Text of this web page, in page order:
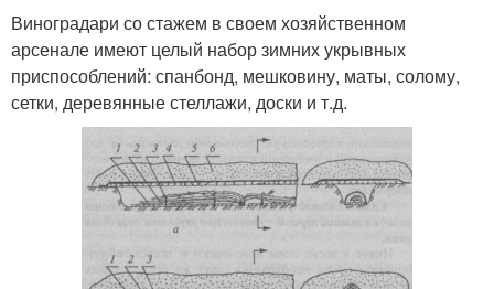
Виноградари со стажем в своем хозяйственном
арсенале имеют целый набор зимних укрывных
приспособлений: спанбонд, мешковину, маты, солому,
сетки, деревянные стеллажи, доски и т.д.